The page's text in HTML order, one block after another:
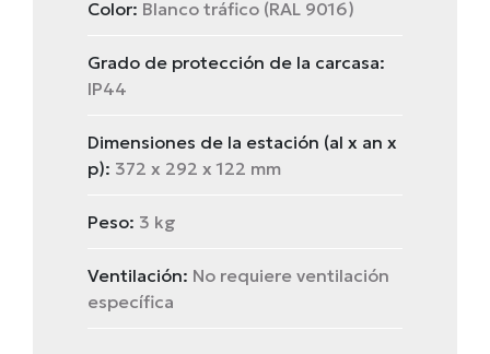
Color: Blanco tráfico (RAL 9016)
Grado de protección de la carcasa:
IP44
Dimensiones de la estación (al x an x
p): 372 x 292 x 122 mm
Peso: 3 kg
Ventilación: No requiere ventilación
específica